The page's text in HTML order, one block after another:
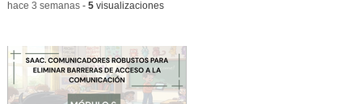
-hace 3 semanas- 5visualizaciones